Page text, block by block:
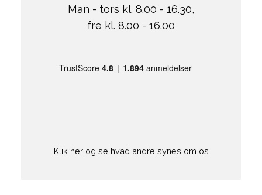
Man - tors kl. 8.00 - 16.30,
fre kl. 8.00 - 16.00
Klik her og se hvad andre synes om os